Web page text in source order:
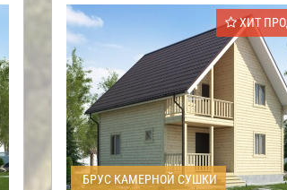
ХИТ
БРУС КАМЕРНОЙ СУШКИ